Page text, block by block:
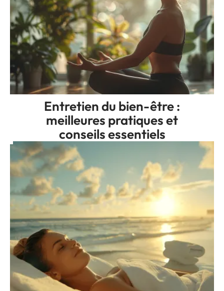
Entretien du bien-être :
meilleures pratiques et
conseils essentiels